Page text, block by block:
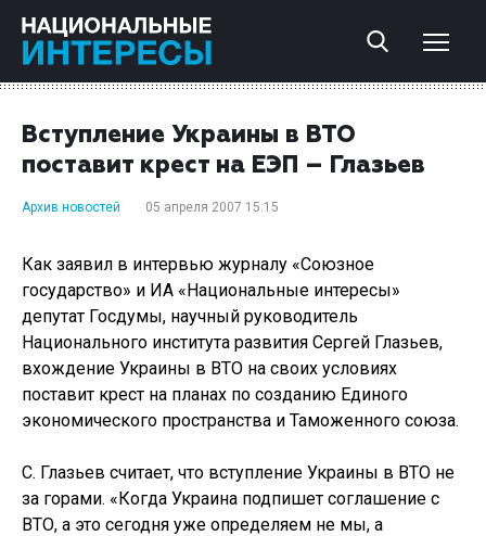
Вступление Украины в ВТО
поставит крест на ЕЭП – Глазьев
Архив новостей 05 апреля 2007 15:15
Как заявил в интервью журналу «Союзное
государство» и ИА «Национальные интересы»
депутат Госдумы, научный руководитель
Национального института развития Сергей Глазьев,
вхождение Украины в ВТО на своих условиях
поставит крест на планах по созданию Единого
экономического пространства и Таможенного союза.
С. Глазьев считает, что вступление Украины в ВТО не
за горами. «Когда Украина подпишет соглашение с
ВТО, а это сегодня уже определяем не мы, а